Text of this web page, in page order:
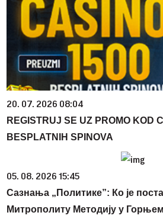
20. 07. 2026 08:04
REGISTRUJ SE UZ PROMO KOD
BESPLATNIH SPINOVA
05. 08. 2026 15:45
Сазнања „Политике”: Ко је
Митрополиту Методију у